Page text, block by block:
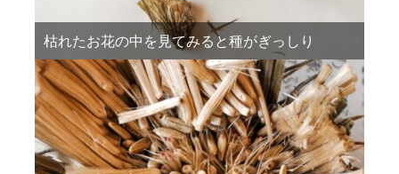
枯れたお花の中を見てみると種がぎっしり